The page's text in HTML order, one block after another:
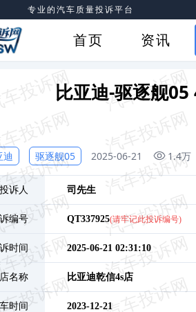
专业的汽车质量投诉平台
首页 资讯
比亚迪-驱逐舰
迪 驱逐舰05 2025-06-21 1.4万
投诉人 司 先生
编号 QT337925(请牢记此投诉编号)
时间 2025-06-21 02:31:10
名称 比亚迪乾信4s店
时间 2023-12-21